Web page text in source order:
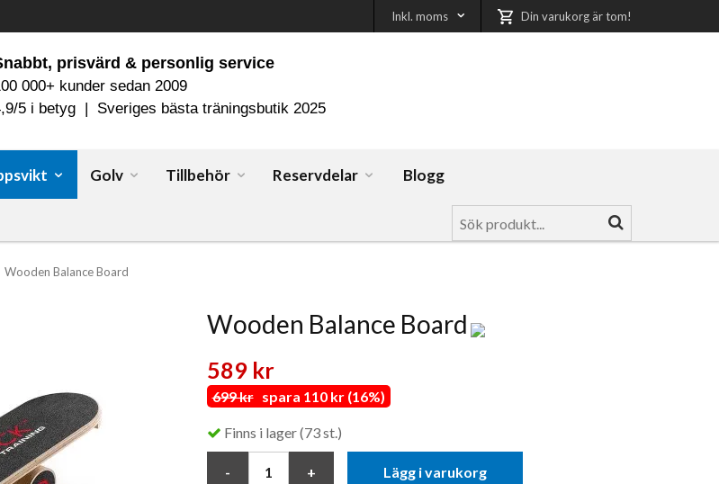
Inkl. moms Din varukorg är tom!
prisvärd & personlig service
000+ kunder sedan 2009
5 i betyg | Sveriges bästa träningsbutik 2025
Golv Tillbehör Reservdelar Blogg
Wooden Balance Board
Wooden Balance Board
589 kr
699 krspara 110 kr (16%)
Finns i lager (73 st.)
Lägg i varukorg